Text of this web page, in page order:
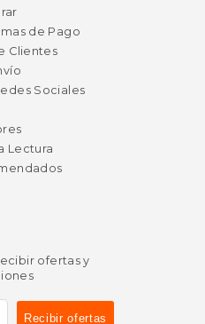
de Pago
Clientes
Sociales
Lectura
ofertas y